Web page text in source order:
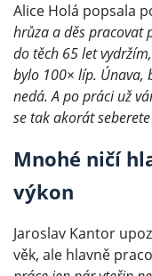
Alice Holá popsala
hrůza a děs pracovat
do těch 65 let
bylo 100× líp. Únava,
nedá. A po práci už
se tak akorát
Mnohé ničí
výkon
Jaroslav Kantor
věk, ale hlavně